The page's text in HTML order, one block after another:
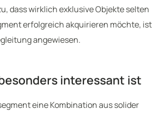
dass wirklich exklusive Objekte selten
erfolgreich akquirieren möchte, ist
angewiesen.
interessant ist
eine Kombination aus solider